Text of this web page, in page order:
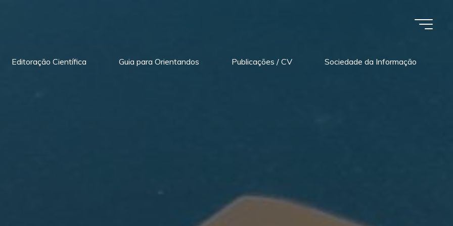
Editoração Científica Guia para Orientandos Publicações / CV Sociedade da Informação